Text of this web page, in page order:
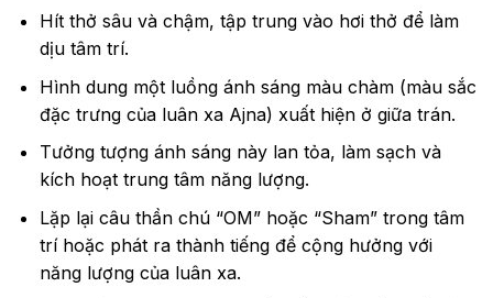
Hít thở sâu và chậm, tập trung vào hơi thở để làm
dịu tâm trí.
Hình dung một luồng ánh sáng màu chàm (màu sắc
đặc trưng của luân xa Ajna) xuất hiện ở giữa trán.
Tưởng tượng ánh sáng này lan tỏa, làm sạch và
kích hoạt trung tâm năng lượng.
Lặp lại câu thần chú “OM” hoặc “Sham” trong tâm
trí hoặc phát ra thành tiếng để cộng hưởng với
năng lượng của luân xa.